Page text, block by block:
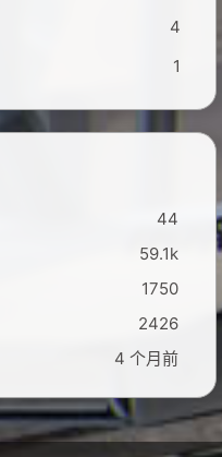
4
1
44
59.1k
1750
2426
4 个月前